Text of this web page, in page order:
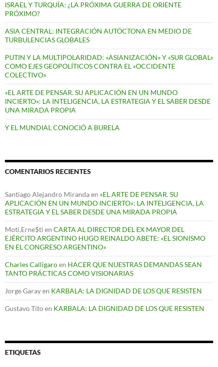
ISRAEL Y TURQUÍA: ¿LA PRÓXIMA GUERRA DE ORIENTE
PRÓXIMO?
ASIA CENTRAL: INTEGRACIÓN AUTÓCTONA EN MEDIO DE
TURBULENCIAS GLOBALES
PUTIN Y LA MULTIPOLARIDAD: «ASIANIZACIÓN» Y «SUR GLOBAL»
COMO EJES GEOPOLÍTICOS CONTRA EL «OCCIDENTE
COLECTIVO»
«EL ARTE DE PENSAR. SU APLICACIÓN EN UN MUNDO
INCIERTO»: LA INTELIGENCIA, LA ESTRATEGIA Y EL SABER DESDE
UNA MIRADA PROPIA
Y EL MUNDIAL CONOCIÓ A BURELA
COMENTARIOS RECIENTES
Santiago Alejandro Mirandaen «EL ARTE DE PENSAR. SU
APLICACIÓN EN UN MUNDO INCIERTO»: LA INTELIGENCIA, LA
ESTRATEGIA Y EL SABER DESDE UNA MIRADA PROPIA
Moti,Erne$ti en CARTA AL DIRECTOR DEL EX MAYOR DEL
EJÉRCITO ARGENTINO HUGO REINALDO ABETE: «EL SIONISMO
EN EL CONGRESO ARGENTINO»
Charles Calligaroen HACER QUE NUESTRAS DEMANDAS SEAN
TANTO PRÁCTICAS COMO VISIONARIAS
Jorge Garayen KARBALA: LA DIGNIDAD DE LOS QUE RESISTEN
Gustavo Titoen KARBALA: LA DIGNIDAD DE LOS QUE RESISTEN
ETIQUETAS